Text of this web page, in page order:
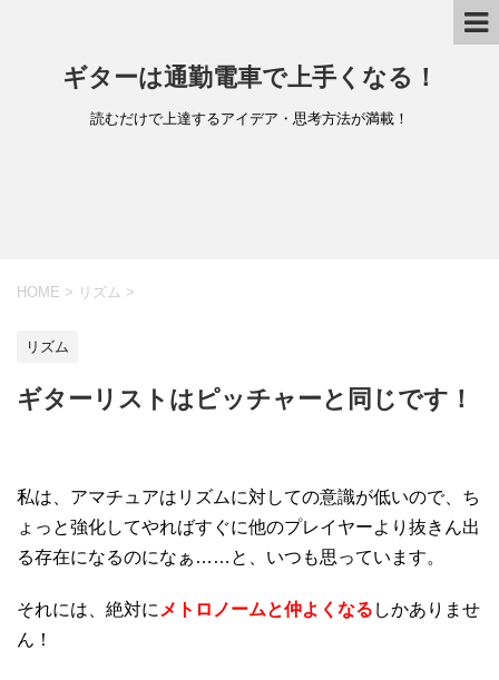
ギターは通勤電車で上手くなる！
読むだけで上達するアイデア・思考方法が満載！
HOME > リズム >
リズム
ギターリストはピッチャーと同じです！
私は、アマチュアはリズムに対しての意識が低いので、ち
ょっと強化してやればすぐに他のプレイヤーより抜きん出
る存在になるのになぁ……と、いつも思っています。
それには、絶対に メトロノームと仲よくなる しかありませ
ん！